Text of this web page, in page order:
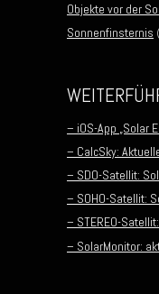
Objekte vor der
Sonnenfinsternis
– iOS-App „Solar
– CalcSky:
– SDO-Satellit:
– SOHO-Satellit:
– STEREO-
– SolarMonitor: